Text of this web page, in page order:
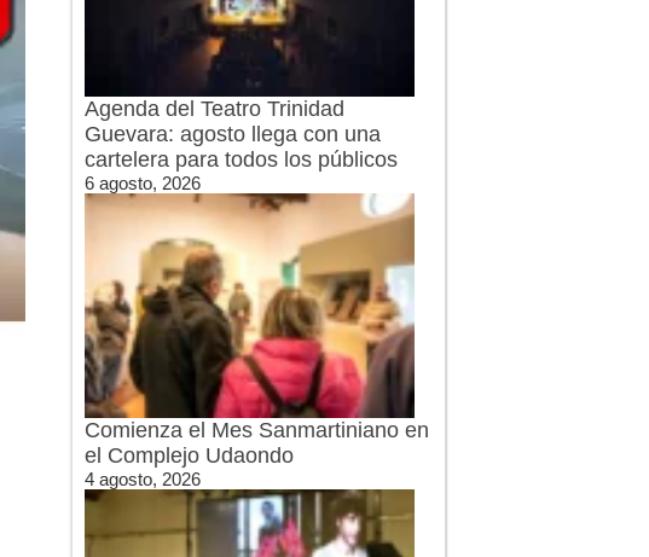
Agenda del Teatro Trinidad
Guevara: agosto llega con una
cartelera para todos los públicos
6 agosto, 2026
Comienza el Mes Sanmartiniano en
el Complejo Udaondo
4 agosto, 2026